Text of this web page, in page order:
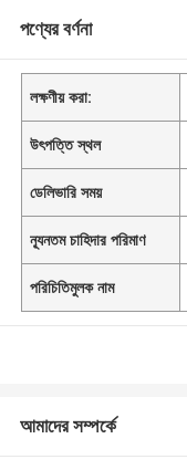
পণ্যের বর্ণনা
লক্ষণীয় করা:
উৎপত্তি স্থল
ডেলিভারি সময়
ন্যূনতম চাহিদার পরিমাণ
পরিচিতিমুলক নাম
আমাদের সম্পর্কে